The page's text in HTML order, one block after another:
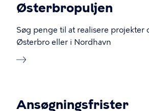
Østerbropuljen
Søg penge til at realisere projekter
Østerbro eller i Nordhavn
Ansøgningsfrister